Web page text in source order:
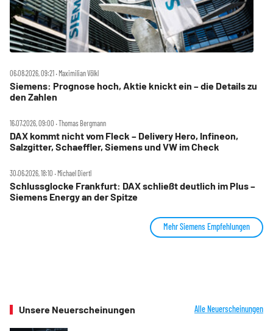
06.08.2026, 09:21 ‧ Maximilian Völkl
Siemens: Prognose hoch, Aktie knickt ein – die Details zu
den Zahlen
16.07.2026, 09:00 ‧ Thomas Bergmann
DAX kommt nicht vom Fleck – Delivery Hero, Infineon,
Salzgitter, Schaeffler, Siemens und VW im Check
30.06.2026, 18:10 ‧ Michael Diertl
Schlussglocke Frankfurt: DAX schließt deutlich im Plus –
Siemens Energy an der Spitze
Mehr Siemens Empfehlungen
Unsere Neuerscheinungen Alle Neuerscheinungen